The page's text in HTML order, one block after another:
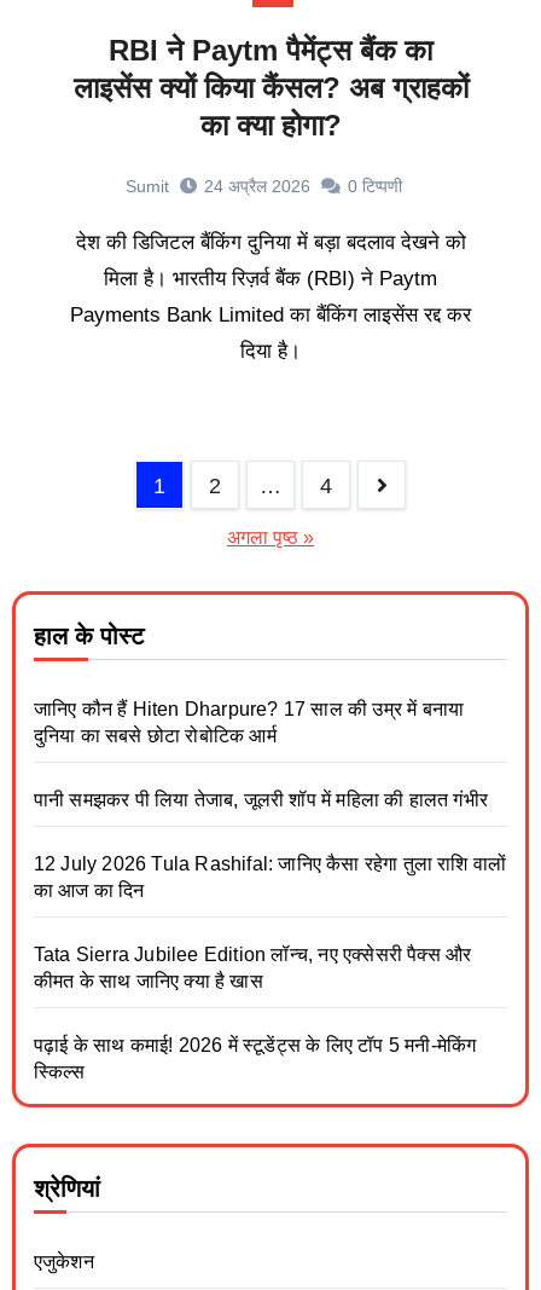
RBI ने Paytm पैमेंट्स बैंक का
लाइसेंस क्यों किया कैंसल? अब ग्राहकों
का क्या होगा?
Sumit 24 अप्रैल 2026 0 टिप्पणी
देश की डिजिटल बैंकिंग दुनिया में बड़ा बदलाव देखने को
मिला है। भारतीय रिज़र्व बैंक (RBI) ने Paytm
Payments Bank Limited का बैंकिंग लाइसेंस रद्द कर
दिया है।
1 2 … 4
अगला पृष्ठ »
हाल के पोस्ट
जानिए कौन हैं Hiten Dharpure? 17 साल की उम्र में बनाया
दुनिया का सबसे छोटा रोबोटिक आर्म
पानी समझकर पी लिया तेजाब, जूलरी शॉप में महिला की हालत गंभीर
12 July 2026 Tula Rashifal: जानिए कैसा रहेगा तुला राशि वालों
का आज का दिन
Tata Sierra Jubilee Edition लॉन्च, नए एक्सेसरी पैक्स और
कीमत के साथ जानिए क्या है खास
पढ़ाई के साथ कमाई! 2026 में स्टूडेंट्स के लिए टॉप 5 मनी-मेकिंग
स्किल्स
श्रेणियां
एजुकेशन